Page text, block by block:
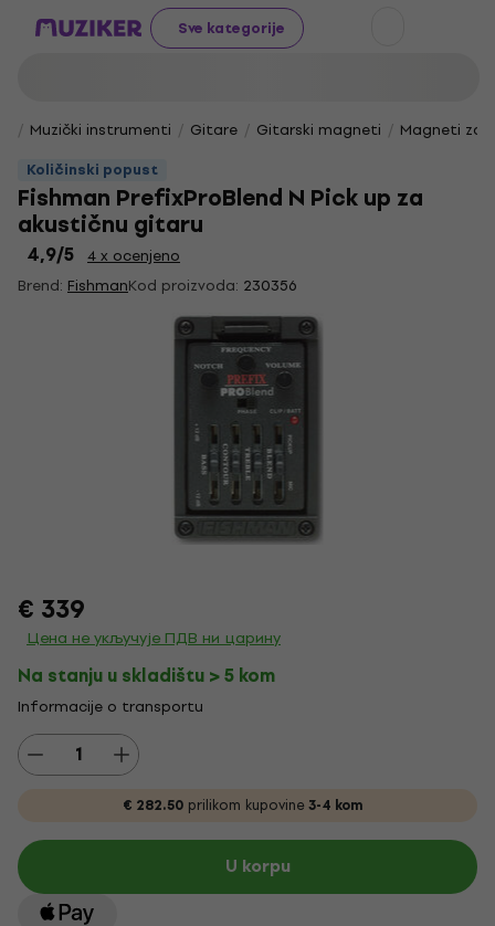
Sve kategorije
Muzički instrumenti Gitare Gitarski magneti
Magneti za
Količinski popust
Fishman PrefixProBlend N Pick up za
akustičnu gitaru
4,9/5 4 x ocenjeno
Brend: FishmanKod proizvoda: 230356
€ 339
Цена не укључује ПДВ ни царину
Na stanju u skladištu > 5 kom
Informacije o transportu
€ 282.50 prilikom kupovine 3-4 kom
U korpu